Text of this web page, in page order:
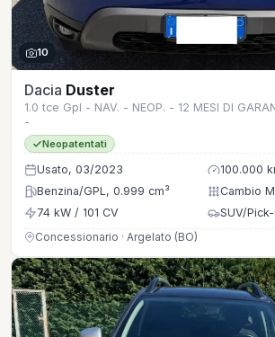
10
Dacia Duster
1.0 tce Gpl - NAV. - NEOP. - 12 MESI DI
-
Neopatentati
Usato, 03/2023
100.000
Benzina/GPL, 0.999 cm³
Cambio
74 kW / 101 CV
SUV/
Concessionario · Argelato (BO)